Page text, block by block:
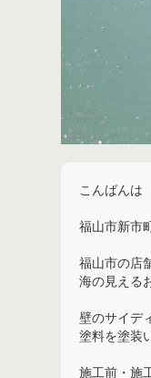
こんばんは
福山市新市
福山市の店
海の見える
壁のサイデ
塗料を塗装
施工前・施